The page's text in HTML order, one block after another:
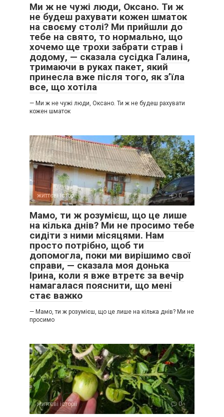
Ми ж не чужі люди, Оксано. Ти ж
не будеш рахувати кожен шматок
на своєму столі? Ми прийшли до
тебе на свято, то нормально, що
хочемо ще трохи забрати страв і
додому, — сказала сусідка Галина,
тримаючи в руках пакет, який
принесла вже після того, як з’їла
все, що хотіла
— Ми ж не чужі люди, Оксано. Ти ж не будеш рахувати
кожен шматок
життєві історії 0
Мамо, ти ж розумієш, що це лише
на кілька днів? Ми не просимо тебе
сидіти з ними місяцями. Нам
просто потрібно, щоб ти
допомогла, поки ми вирішимо свої
справи, — сказала моя донька
Ірина, коли я вже втретє за вечір
намагалася пояснити, що мені
стає важко
— Мамо, ти ж розумієш, що це лише на кілька днів? Ми не
просимо
життєві історії 0